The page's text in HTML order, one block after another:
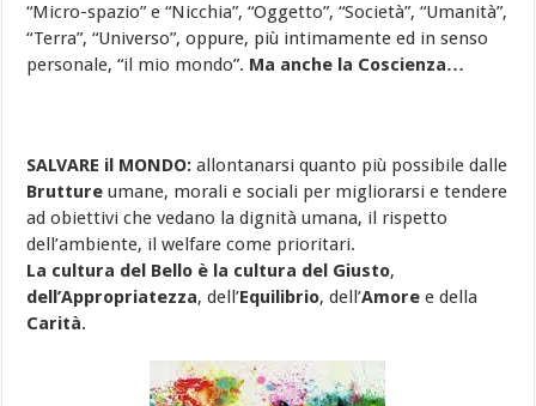
“Micro-spazio” e “Nicchia”, “Oggetto”, “Società”, “Umanità”,
“Terra”, “Universo”, oppure, più intimamente ed in senso
personale, “il mio mondo”. Ma anche la Coscienza…
SALVARE il MONDO:allontanarsi quanto più possibile dalle
Brutture umane, morali e sociali per migliorarsi e tendere
ad obiettivi che vedano la dignità umana, il rispetto
dell’ambiente, il welfare come prioritari.
La cultura del Bello è la cultura del Giusto,
dell’Appropriatezza, dell’Equilibrio, dell’Amore e della
Carità.